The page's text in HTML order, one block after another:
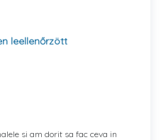
leellenőrzött
si am dorit sa fac ceva in